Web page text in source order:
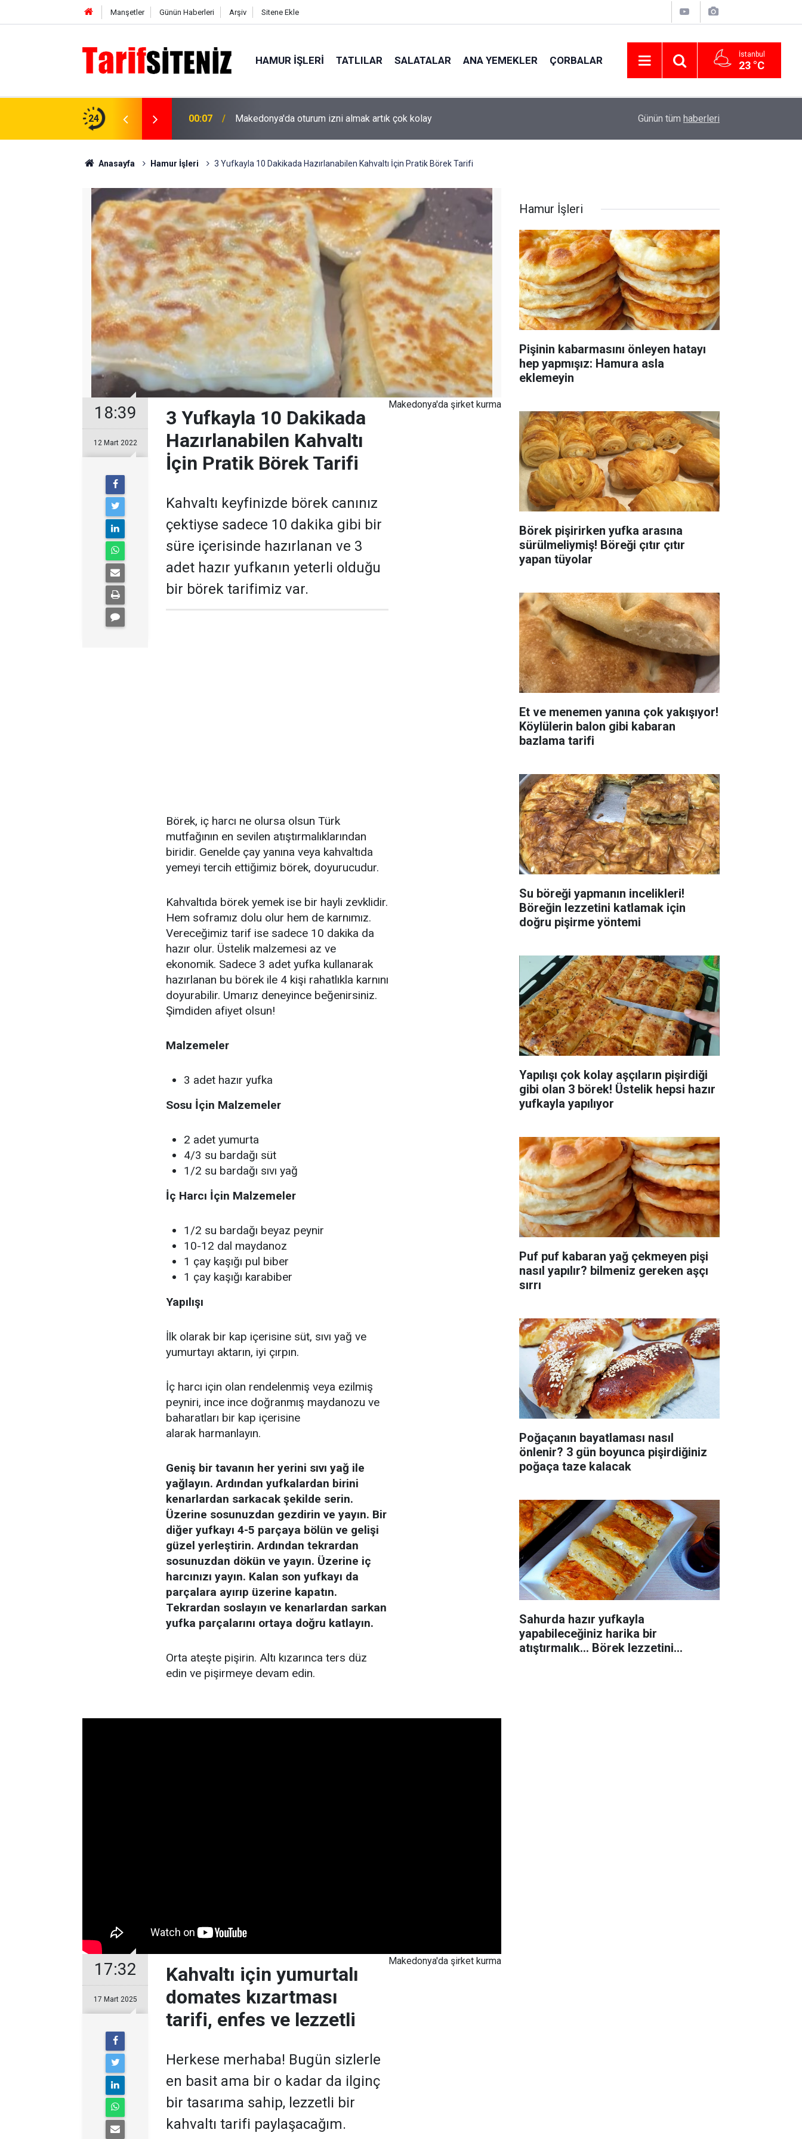
Manşetler Günün Haberleri Arşiv Sitene Ekle
HAMUR İŞLERI TATLILAR SALATALAR ANA YEMEKLER ÇORBALAR İstanbul
23 °C
24
tarifi, enfes ve lezzetli 00:07 Makedonya'da oturum izni almak artık çok kolay Terbiyeli Ispanak çorbası tarifi; Deneyen
Günün tüm haberleri
Anasayfa Hamur İşleri 3 Yufkayla 10 Dakikada Hazırlanabilen Kahvaltı İçin Pratik Börek Tarifi
18:39
12 Mart 2022
3 Yufkayla 10 Dakikada
Hazırlanabilen Kahvaltı
İçin Pratik Börek Tarifi
Kahvaltı keyfinizde börek canınız
çektiyse sadece 10 dakika gibi bir
süre içerisinde hazırlanan ve 3
adet hazır yufkanın yeterli olduğu
bir börek tarifimiz var.
Börek, iç harcı ne olursa olsun Türk
mutfağının en sevilen atıştırmalıklarından
biridir. Genelde çay yanına veya kahvaltıda
yemeyi tercih ettiğimiz börek, doyurucudur.
Kahvaltıda börek yemek ise bir hayli zevklidir.
Hem soframız dolu olur hem de karnımız.
Vereceğimiz tarif ise sadece 10 dakika da
hazır olur. Üstelik malzemesi az ve
ekonomik. Sadece 3 adet yufka kullanarak
hazırlanan bu börek ile 4 kişi rahatlıkla karnını
doyurabilir. Umarız deneyince beğenirsiniz.
Şimdiden afiyet olsun!
Malzemeler
3 adet hazır yufka
Sosu İçin Malzemeler
2 adet yumurta
4/3 su bardağı süt
1/2 su bardağı sıvı yağ
İç Harcı İçin Malzemeler
1/2 su bardağı beyaz peynir
10-12 dal maydanoz
1 çay kaşığı pul biber
1 çay kaşığı karabiber
Yapılışı
İlk olarak bir kap içerisine süt, sıvı yağ ve
yumurtayı aktarın, iyi çırpın.
İç harcı için olan rendelenmiş veya ezilmiş
peyniri, ince ince doğranmış maydanozu ve
baharatları bir kap içerisine
alarak harmanlayın.
Geniş bir tavanın her yerini sıvı yağ ile
yağlayın. Ardından yufkalardan birini
kenarlardan sarkacak şekilde serin.
Üzerine sosunuzdan gezdirin ve yayın. Bir
diğer yufkayı 4-5 parçaya bölün ve gelişi
güzel yerleştirin. Ardından tekrardan
sosunuzdan dökün ve yayın. Üzerine iç
harcınızı yayın. Kalan son yufkayı da
parçalara ayırıp üzerine kapatın.
Tekrardan soslayın ve kenarlardan sarkan
yufka parçalarını ortaya doğru katlayın.
Orta ateşte pişirin. Altı kızarınca ters düz
edin ve pişirmeye devam edin.
Makedonya'da şirket kurma
17:32
17 Mart 2025
Kahvaltı için yumurtalı
domates kızartması
tarifi, enfes ve lezzetli
Herkese merhaba! Bugün sizlerle
en basit ama bir o kadar da ilginç
bir tasarıma sahip, lezzetli bir
kahvaltı tarifi paylaşacağım.
Makedonya'da şirket kurma
Hamur İşleri
Pişinin kabarmasını önleyen hatayı
hep yapmışız: Hamura asla
eklemeyin
Börek pişirirken yufka arasına
sürülmeliymiş! Böreği çıtır çıtır
yapan tüyolar
Et ve menemen yanına çok yakışıyor!
Köylülerin balon gibi kabaran
bazlama tarifi
Su böreği yapmanın incelikleri!
Böreğin lezzetini katlamak için
doğru pişirme yöntemi
Yapılışı çok kolay aşçıların pişirdiği
gibi olan 3 börek! Üstelik hepsi hazır
yufkayla yapılıyor
Puf puf kabaran yağ çekmeyen pişi
nasıl yapılır? bilmeniz gereken aşçı
sırrı
Poğaçanın bayatlaması nasıl
önlenir? 3 gün boyunca pişirdiğiniz
poğaça taze kalacak
Sahurda hazır yufkayla
yapabileceğiniz harika bir
atıştırmalık... Börek lezzetini